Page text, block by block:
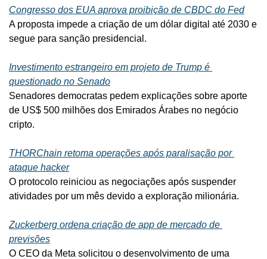
Congresso dos EUA aprova proibição de CBDC do Fed
A proposta impede a criação de um dólar digital até 2030 e
segue para sanção presidencial.
Investimento estrangeiro em projeto de Trump é
questionado no Senado
Senadores democratas pedem explicações sobre aporte
de US$ 500 milhões dos Emirados Árabes no negócio
cripto.
THORChain retoma operações após paralisação por
ataque hacker
O protocolo reiniciou as negociações após suspender
atividades por um mês devido a exploração milionária.
Zuckerberg ordena criação de app de mercado de
previsões
O CEO da Meta solicitou o desenvolvimento de uma